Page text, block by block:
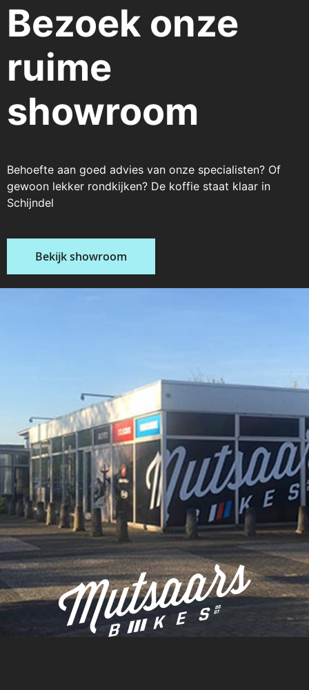
Bezoek onze
ruime
showroom
Behoefte aan goed advies van onze specialisten? Of
gewoon lekker rondkijken? De koffie staat klaar in
Schijndel
Bekijk showroom